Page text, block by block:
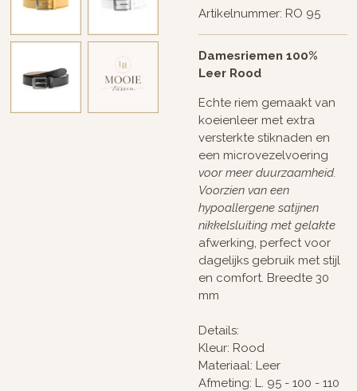
Artikelnummer: RO 95
Damesriemen 100%
Leer Rood
Echte riem gemaakt van
koeienleer met extra
versterkte stiknaden en
een microvezelvoering
voor meer duurzaamheid.
Voorzien van een
hypoallergene satijnen
nikkelsluiting met gelakte
afwerking, perfect voor
dagelijks gebruik met stijl
en comfort. Breedte 30
mm
Details:
Kleur: Rood
Materiaal: Leer
Afmeting: L. 95 - 100 - 110